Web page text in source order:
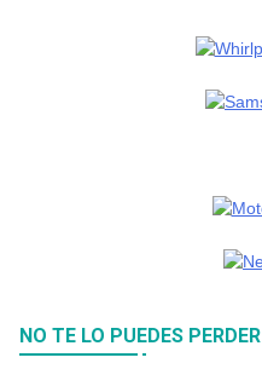
NO TE LO PUEDES PERDER